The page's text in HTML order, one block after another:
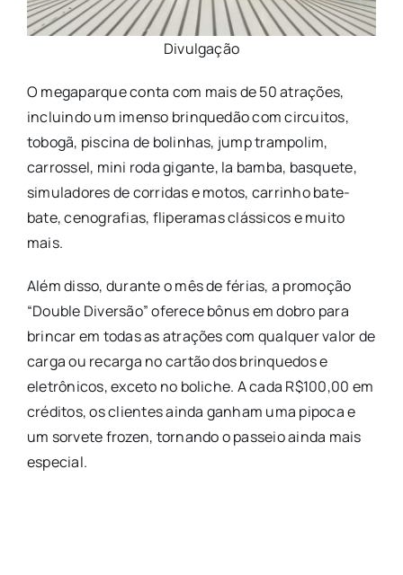
Divulgação
O megaparque conta com mais de 50 atrações,
incluindo um imenso brinquedão com circuitos,
tobogã, piscina de bolinhas, jump trampolim,
carrossel, mini roda gigante, la bamba, basquete,
simuladores de corridas e motos, carrinho bate-
bate, cenografias, fliperamas clássicos e muito
mais.
Além disso, durante o mês de férias, a promoção
“Double Diversão” oferece bônus em dobro para
brincar em todas as atrações com qualquer valor de
carga ou recarga no cartão dos brinquedos e
eletrônicos, exceto no boliche. A cada R$100,00 em
créditos, os clientes ainda ganham uma pipoca e
um sorvete frozen, tornando o passeio ainda mais
especial.